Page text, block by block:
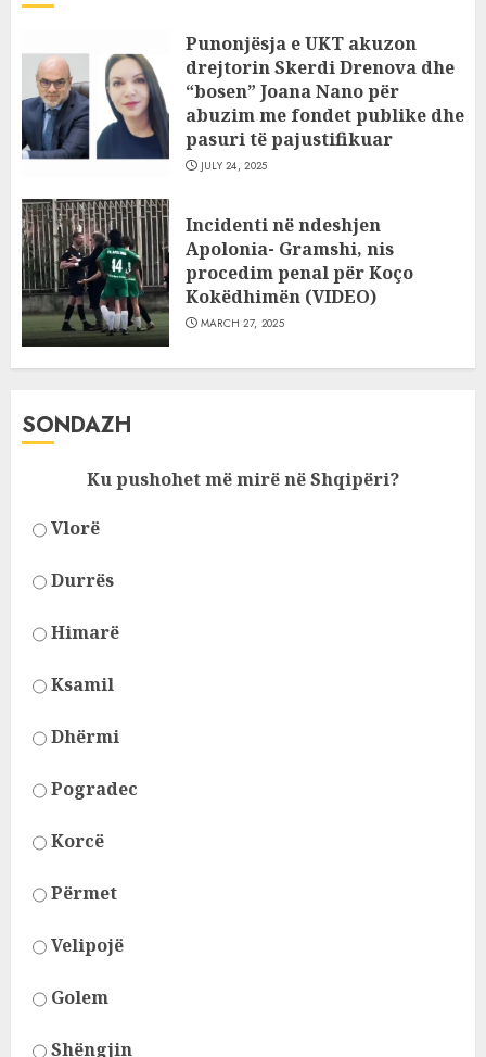
Punonjësja e UKT akuzon
drejtorin Skerdi Drenova dhe
“bosen” Joana Nano për
abuzim me fondet publike dhe
pasuri të pajustifikuar
JULY 24, 2025
Incidenti në ndeshjen
Apolonia- Gramshi, nis
procedim penal për Koço
Kokëdhimën (VIDEO)
MARCH 27, 2025
SONDAZH
Ku pushohet më mirë në Shqipëri?
Vlorë
Durrës
Himarë
Ksamil
Dhërmi
Pogradec
Korcë
Përmet
Velipojë
Golem
Shëngjin